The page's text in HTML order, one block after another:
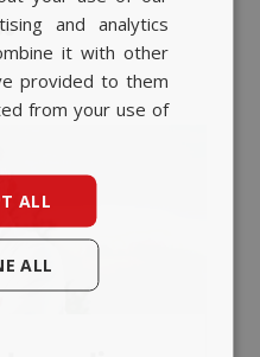
CATALAN
ENGLISH
and analytics
it with other
provided to them
from your use of
ALL
ALL